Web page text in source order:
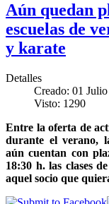
Aún quedan
escuelas de
y karate
Detalles
Creado: 01
Visto: 1290
Entre la oferta de
durante el verano,
aún cuentan con
18:30 h. las clases
aquel socio que